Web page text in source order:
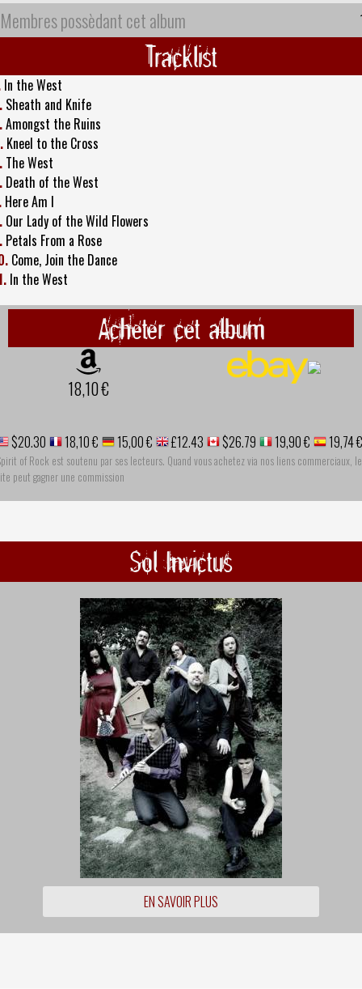
Membres possèdant cet album
Tracklist
In the West
Sheath and Knife
Amongst the Ruins
Kneel to the Cross
The West
Death of the West
Here Am I
Our Lady of the Wild Flowers
Petals From a Rose
Come, Join the Dance
In the West
Acheter cet album
18,10 €
$20.30 18,10 € 15,00 € £12.43 $26.79 19,90 € 19,74 €
of Rock est soutenu par ses lecteurs. Quand vous achetez via nos liens commerciaux, le
peut gagner une commission
Sol Invictus
EN SAVOIR PLUS